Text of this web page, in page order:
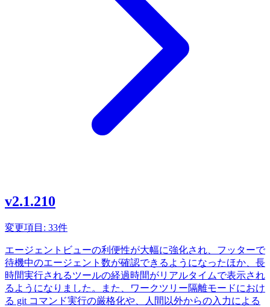
v2.1.210
変更項目: 33件
エージェントビューの利便性が大幅に強化され、フッターで
待機中のエージェント数が確認できるようになったほか、長
時間実行されるツールの経過時間がリアルタイムで表示され
るようになりました。また、ワークツリー隔離モードにおけ
る git コマンド実行の厳格化や、人間以外からの入力による